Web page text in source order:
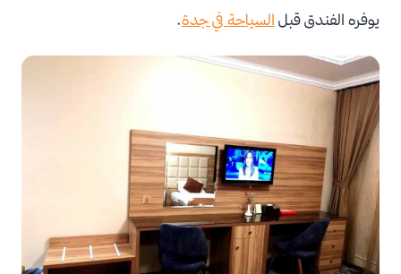
يوفره الفندق قبل السياحة في جدة.